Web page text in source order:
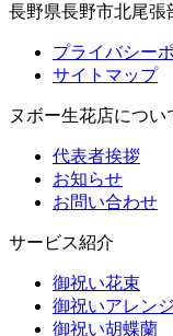
長野県長野市北尾張
プライバシー
サイトマップ
ヌボー生花店につい
代表者挨拶
お知らせ
お問い合わせ
サービス紹介
御祝い花束
御祝いアレン
御祝い胡蝶蘭